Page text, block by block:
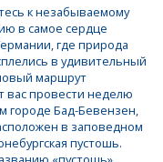
к незабываемому
в самое сердце
где природа
в удивительный
маршрут
вас провести неделю
городе Бад-Бевензен,
в заповедном
пустошь.